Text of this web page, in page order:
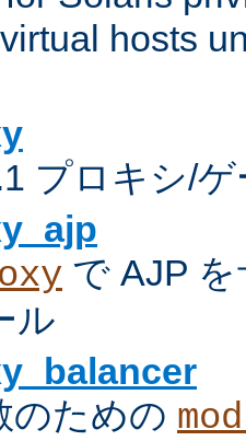
hosts
プロキシ/
で AJP
ル
のための